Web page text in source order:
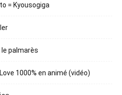
= Kyousogiga
le palmarès
1000% en animé (vidéo)